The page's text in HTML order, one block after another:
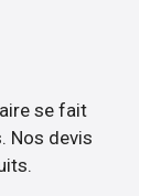
se fait
Nos devis